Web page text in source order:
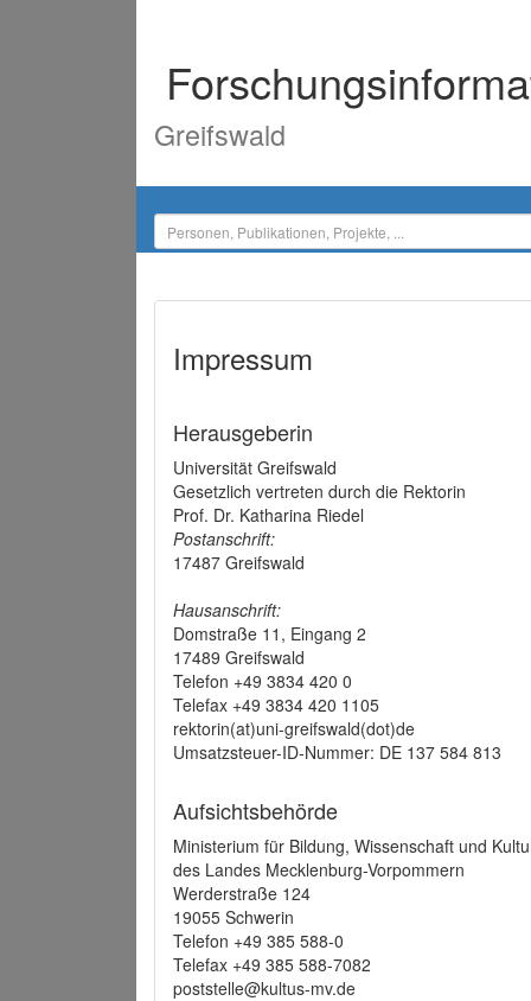
Greifswald
Impressum
Herausgeberin
Universität Greifswald
Gesetzlich vertreten durch die Rektorin
Prof. Dr. Katharina Riedel
Postanschrift:
17487 Greifswald
Hausanschrift:
Domstraße 11, Eingang 2
17489 Greifswald
Telefon +49 3834 420 0
Telefax +49 3834 420 1105
rektorin(at)uni-greifswald(dot)de
Umsatzsteuer-ID-Nummer: DE 137 584 813
Aufsichtsbehörde
Ministerium für Bildung, Wissenschaft und
des Landes Mecklenburg-Vorpommern
Werderstraße 124
19055 Schwerin
Telefon +49 385 588-0
Telefax +49 385 588-7082
poststelle@kultus-mv.de